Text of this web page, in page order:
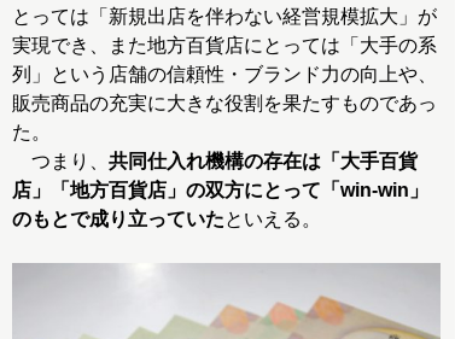
とっては「新規出店を伴わない経営規模拡大」が
実現でき、また地方百貨店にとっては「大手の系
列」という店舗の信頼性・ブランド力の向上や、
販売商品の充実に大きな役割を果たすものであっ
た。
つまり、 共同仕入れ機構の存在は「大手百貨
店」「地方百貨店」の双方にとって「win-win」
のもとで成り立っていたといえる。